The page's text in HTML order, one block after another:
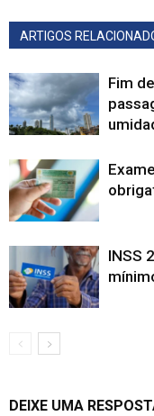
ARTIGOS
Fim
INSS
DEIXE UMA